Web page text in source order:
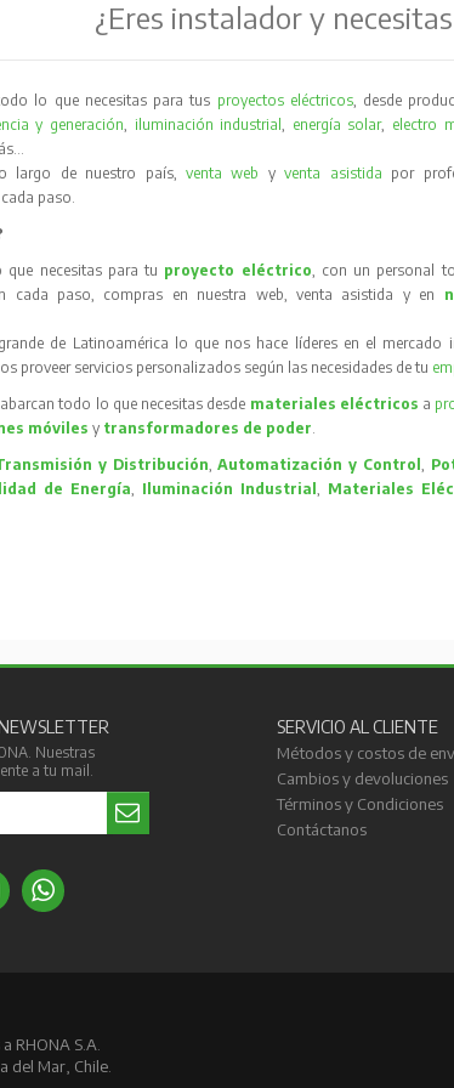
¿Eres instalador y
lo que necesitas para tus proyectos eléctricos, desde
y generación, iluminación industrial, energía solar, electro
largo de nuestro país, venta web yventa asistida por
paso.
que necesitas para tu proyecto eléctrico, con un personal
cada paso, compras en nuestra web, venta asistida y en
de Latinoamérica lo que nos hace líderes en el mercado
proveer servicios personalizados según las necesidades de tu
todo lo que necesitas desde materiales eléctricos a
móvilesy transformadores de poder.
y Distribución,Automatización y Control,
de Energía, Iluminación Industrial , Materiales
Nuestras
a tu mail.
SERVICIO AL CLIENTE
Métodos y costos de
Cambios y devoluciones
Términos y Condiciones
Contáctanos
RHONA S.A.
del Mar, Chile.